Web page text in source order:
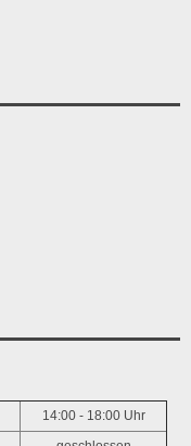
14:00 - 18:00 Uhr